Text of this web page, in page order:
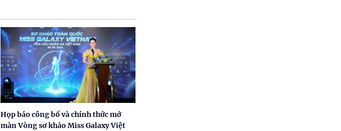
Họp báo công bố và chính thức mở
màn Vòng sơ khảo Miss Galaxy Việt